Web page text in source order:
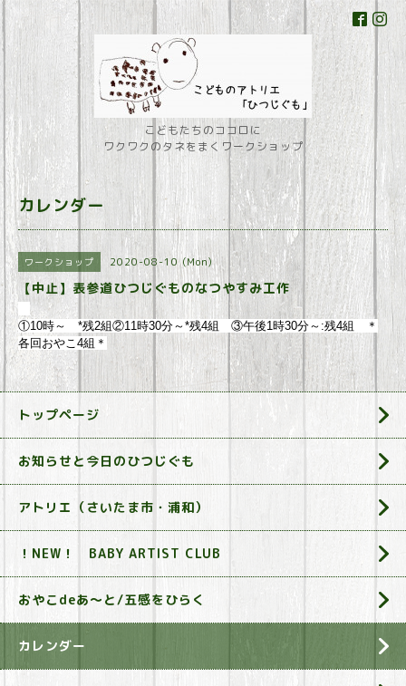
こどもたちのココロに
ワクワクのタネをまくワークショップ
カレンダー
ワークショップ 2020-08-10 (Mon)
【中止】表参道ひつじぐものなつやすみ工作
①10時～ *残2組②11時30分～*残4組 ③午後1時30分～:残4組 ＊
各回おやこ4組＊
トップページ
お知らせと今日のひつじぐも
アトリエ（さいたま市・浦和）
！NEW！ BABY ARTIST CLUB
おやこdeあ～と/五感をひらく
カレンダー